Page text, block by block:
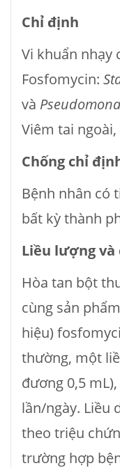
Chỉ định
Vi khuẩn nhạy
Fosfomycin:
và
Viêm tai
Chống chỉ
Bệnh nhân có
bất kỳ thành
Liều lượng và
Hòa tan bột
cùng sản
hiệu)
thường, một
đương 0,5
lần/ngày. Liều
theo triệu
trường hợp